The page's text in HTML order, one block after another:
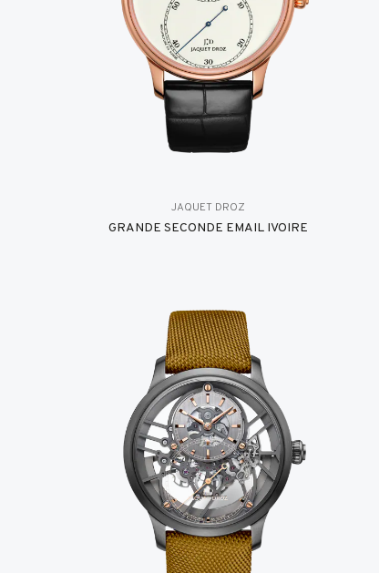
JAQUET DROZ
GRANDE SECONDE EMAIL IVOIRE